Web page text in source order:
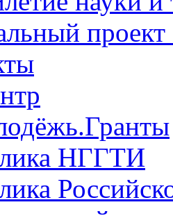
НГГТИ